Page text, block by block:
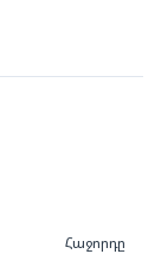
Հաջորդը